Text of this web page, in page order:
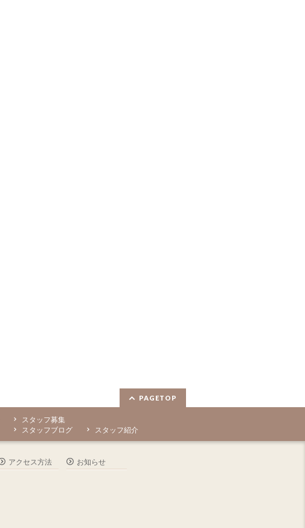
PAGETOP
スタッフ募集
スタッフブログ
スタッフ紹介
アクセス方法 お知らせ